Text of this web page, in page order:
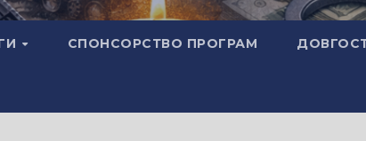
СПОНСОРСТВО ПРОГРАМ